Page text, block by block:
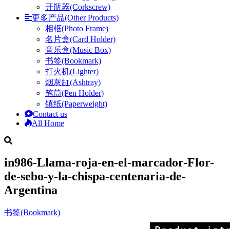
开瓶器(Corkscrew)
更多产品(Other Products)
相框(Photo Frame)
名片盒(Card Holder)
音乐盒(Music Box)
书签(Bookmark)
打火机(Lighter)
烟灰缸(Ashtray)
笔筒(Pen Holder)
镇纸(Paperweight)
Contact us
All Home
in986-Llama-roja-en-el-marcador-Flor-
de-sebo-y-la-chispa-centenaria-de-
Argentina
书签(Bookmark)